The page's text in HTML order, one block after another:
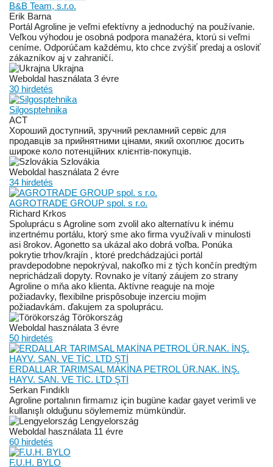
B&B Team, s.r.o.
Erik Barna
Portál Agroline je veľmi efektívny a jednoduchý na používanie.
Veľkou výhodou je osobná podpora manažéra, ktorú si veľmi
ceníme. Odporúčam každému, kto chce zvýšiť predaj a osloviť
zákazníkov aj v zahraničí.
Ukrajna
Weboldal használata 3 évre
30 hirdetés
Silgosptehnika
АСТ
Хороший доступний, зручний рекламний сервіс для
продавців за прийнятними цінами, який охоплює досить
широке коло потенційних клієнтів-покупців.
Szlovákia
Weboldal használata 2 évre
34 hirdetés
AGROTRADE GROUP spol. s r.o.
Richard Krkos
Spoluprácu s Agroline som zvolil ako alternatívu k inému
inzertnému portálu, ktorý sme ako firma využívali v minulosti
asi 8rokov. Agonetto sa ukázal ako dobrá voľba. Ponúka
pokrytie trhov/krajín , ktoré predchádzajúci portál
pravdepodobne nepokrýval, nakoľko mi z tých končín predtým
neprichádzali dopyty. Rovnako je vítaný záujem zo strany
Agroline o mňa ako klienta. Aktívne reaguje na moje
požiadavky, flexibilne prispôsobuje inzerciu mojim
požiadavkám. ďakujem za spoluprácu.
Törökország
Weboldal használata 3 évre
50 hirdetés
ERDALLAR TARIMSAL MAKİNA PETROL ÜR.NAK. İNŞ.
HAYV. SAN. VE TİC. LTD ŞTİ
Serkan Fındıklı
Agroline portalının firmamız için bugüne kadar gayet verimli ve
kullanışlı olduğunu söylememiz mümkündür.
Lengyelország
Weboldal használata 11 évre
60 hirdetés
F.U.H. BYLO